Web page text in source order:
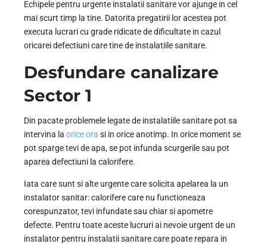
Echipele pentru urgente instalatii sanitare vor ajunge in cel
mai scurt timp la tine. Datorita pregatirii lor acestea pot
executa lucrari cu grade ridicate de dificultate in cazul
oricarei defectiuni care tine de instalatiile sanitare.
Desfundare canalizare
Sector 1
Din pacate problemele legate de instalatiile sanitare pot sa
intervina la orice ora si in orice anotimp. In orice moment se
pot sparge tevi de apa, se pot infunda scurgerile sau pot
aparea defectiuni la calorifere.
Iata care sunt si alte urgente care solicita apelarea la un
instalator sanitar: calorifere care nu functioneaza
corespunzator, tevi infundate sau chiar si apometre
defecte. Pentru toate aceste lucruri ai nevoie urgent de un
instalator pentru instalatii sanitare care poate repara in